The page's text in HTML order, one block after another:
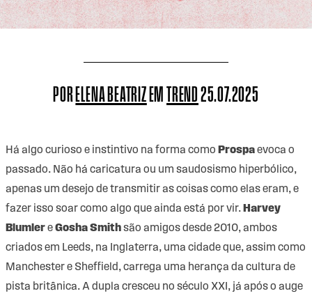
PORELENA BEATRIZEMTREND25.07.2025
Há algo curioso e instintivo na forma como Prospaevoca o
passado. Não há caricatura ou um saudosismo hiperbólico,
apenas um desejo de transmitir as coisas como elas eram, e
fazer isso soar como algo que ainda está por vir. Harvey
BlumlereGosha Smithsão amigos desde 2010, ambos
criados em Leeds, na Inglaterra, uma cidade que, assim como
Manchester e Sheffield, carrega uma herança da cultura de
pista britânica. A dupla cresceu no século XXI, já após o auge